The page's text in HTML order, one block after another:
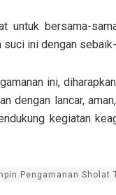
untuk bersama-
ini dengan
ini,
dengan lancar,
kegiatan
Pengamanan